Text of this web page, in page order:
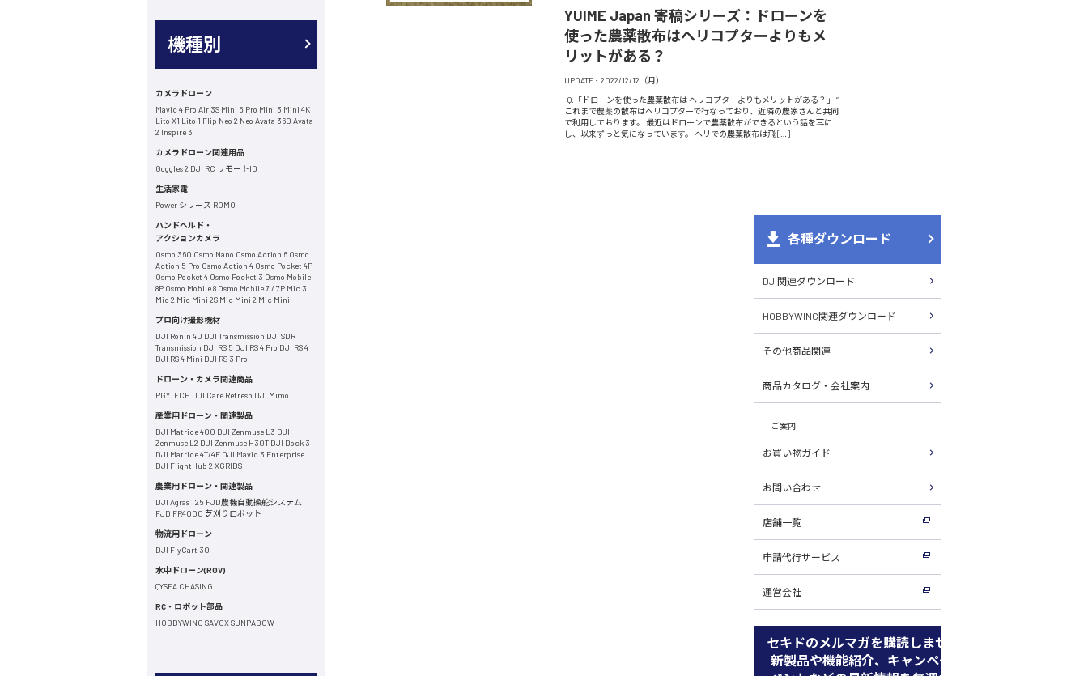
機種別
カメラドローン
Mavic 4 Pro Air 3S Mini 5 Pro Mini 3 Mini 4K
Lito X1 Lito 1 Flip Neo 2 Neo Avata 360 Avata
2 Inspire 3
カメラドローン関連用品
Goggles 2 DJI RC リモートID
生活家電
Power シリーズ ROMO
ハンドヘルド・
アクションカメラ
Osmo 360 Osmo Nano Osmo Action 6 Osmo
Action 5 Pro Osmo Action 4 Osmo Pocket 4P
Osmo Pocket 4 Osmo Pocket 3 Osmo Mobile
8P Osmo Mobile 8 Osmo Mobile 7 / 7P Mic 3
Mic 2 Mic Mini 2S Mic Mini 2 Mic Mini
プロ向け撮影機材
DJI Ronin 4D DJI Transmission DJI SDR
Transmission DJI RS 5 DJI RS 4 Pro DJI RS 4
DJI RS 4 Mini DJI RS 3 Pro
ドローン・カメラ関連商品
PGYTECH DJI Care Refresh DJI Mimo
産業用ドローン・関連製品
DJI Matrice 400 DJI Zenmuse L3 DJI
Zenmuse L2 DJI Zenmuse H30T DJI Dock 3
DJI Matrice 4T/4E DJI Mavic 3 Enterprise
DJI FlightHub 2XGRIDS
農業用ドローン・関連製品
DJI Agras T25 FJD農機自動操舵システム
FJD FR4000 芝刈りロボット
物流用ドローン
DJI FlyCart 30
水中ドローン(ROV)
QYSEA CHASING
RC・ロボット部品
HOBBYWING SAVOXSUNPADOW
YUIME Japan 寄稿シリーズ：ドローンを
使った農薬散布はヘリコプターよりもメ
リットがある？
UPDATE : 2022/12/12（月）
Q.「ドローンを使った農薬散布は ヘリコプターよりもメリットがある？」 “
これまで農薬の散布はヘリコプターで行なっており、近隣の農家さんと共同
で利用しております。 最近はドローンで農薬散布ができるという話を耳に
し、以来ずっと気になっています。 ヘリでの農薬散布は飛 […]
各種ダウンロード
DJI関連ダウンロード
HOBBYWING関連ダウンロード
その他商品関連
商品カタログ・会社案内
ご案内
お買い物ガイド
お問い合わせ
店舗一覧
申請代行サービス
運営会社
セキドのメルマガを購読しませんか
新製品や機能紹介、キャンペーン、イ